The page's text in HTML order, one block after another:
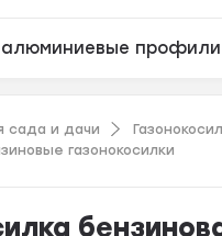
профили
сада и дачи
газонокосилки